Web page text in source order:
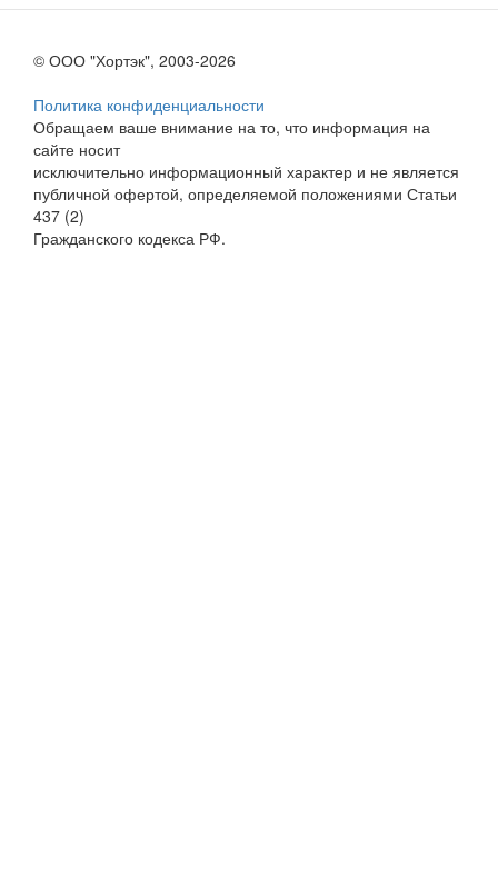
© ООО "Хортэк", 2003-2026
Политика конфиденциальности
Обращаем ваше внимание на то, что информация на
сайте носит
исключительно информационный характер и не является
публичной офертой, определяемой положениями Статьи
437 (2)
Гражданского кодекса РФ.